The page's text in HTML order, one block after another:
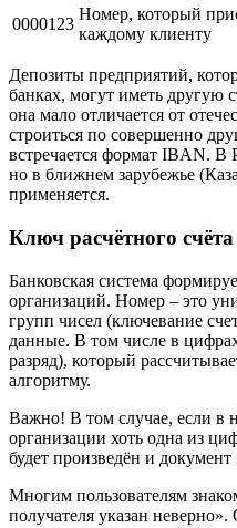
Как пример можно
40702810100010000123:
407
Номер балансового
учреждения
02
Разновидность
учреждение»)
810
Вид используемой
840 – доллары, 978
Число, которое
0001
Код филиала банка
0000123
Номер, который
каждому клиенту
Депозиты предприятий,
банках, могут иметь другую
она мало отличается от
строиться по совершенно
встречается формат IBAN. В
но в ближнем зарубежье
применяется.
Ключ расчётного счёта